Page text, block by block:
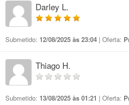
Darley L.
Submetido: 12/08/2025 às 23:04 | Oferta:
Thiago H.
Submetido: 13/08/2025 às 01:21 | Oferta: